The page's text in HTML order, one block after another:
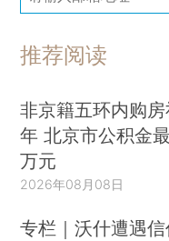
推荐阅读
非京籍五环内购
年 北京市公积金
万元
2026年08月08日
专栏｜沃什遭遇